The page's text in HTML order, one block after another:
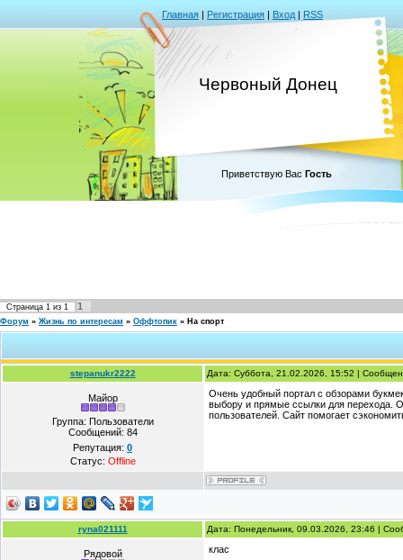
Главная | Регистрация | Вход | RSS
Червоный Донец
Приветствую Вас Гость
Страница 1 из 1 1
Форум » Жизнь по интересам » Оффтопик » На спорт
stepanukr2222 Дата: Суббота, 21.02.2026, 15:52 |
Майор
Группа: Пользователи
Сообщений: 84
Репутация: 0
Статус: Offline
Очень удобный портал с обзорами
выбору и прямые ссылки для перехода.
пользователей. Сайт помогает
ryna021111 Дата: Понедельник, 09.03.2026, 23:46 |
Рядовой клас